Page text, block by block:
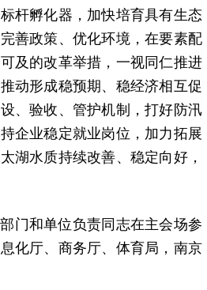
杆孵化器，加快培育具有生态
善政策、优化环境，在要素配
及的改革举措，一视同仁推进
动形成稳预期、稳经济相互促
、验收、管护机制，打好防汛
企业稳定就业岗位，加力拓展
湖水质持续改善、稳定向好，
门和单位负责同志在主会场参
化厅、商务厅、体育局，南京